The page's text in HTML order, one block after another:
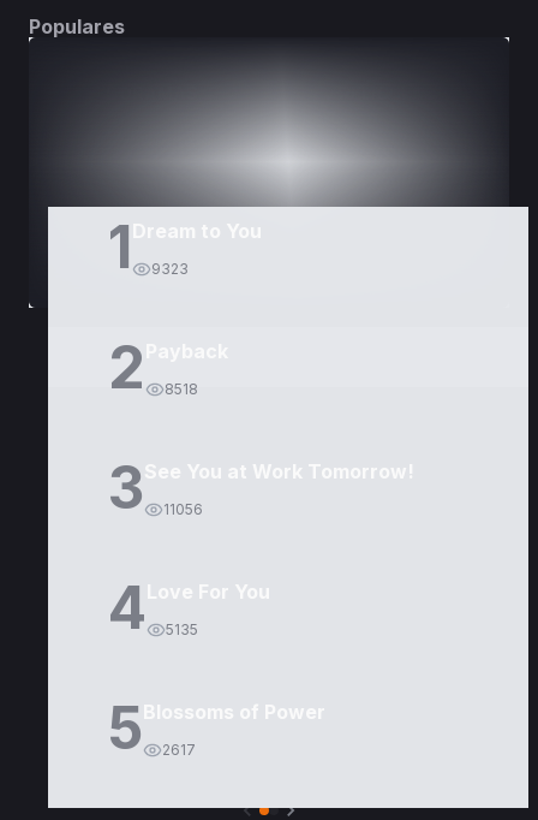
Populares
1 9323
2 8518
3See You at Work Tomorrow!
11056
4Love For You
5135
5Blossoms of Power
2617